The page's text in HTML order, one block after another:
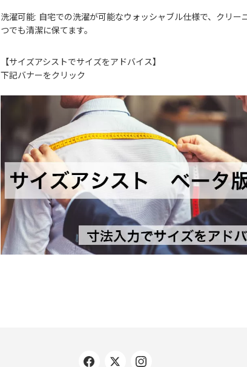
洗濯可能: 自宅での洗濯が可能なウォッシャブル仕様で、クリー
つでも清潔に保てます。
【サイズアシストでサイズをアドバイス】
下記バナーをクリック